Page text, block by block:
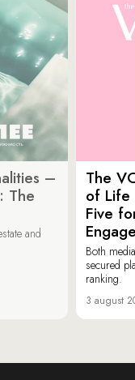
–
The
and
The
of Life
Five
Both
secured
ranking.
3 august